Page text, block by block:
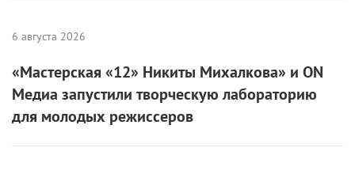
6 августа 2026
«Мастерская «12» Никиты Михалкова» и ON
Медиа запустили творческую лабораторию
для молодых режиссеров